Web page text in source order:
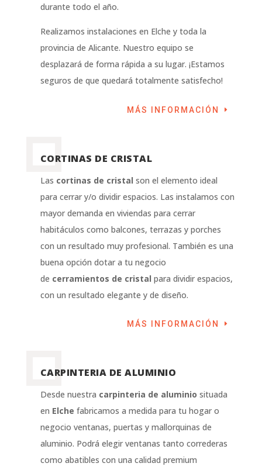
durante todo el año.
Realizamos instalaciones en Elche y toda la
provincia de Alicante. Nuestro equipo se
desplazará de forma rápida a su lugar. ¡Estamos
seguros de que quedará totalmente satisfecho!
MÁS INFORMACIÓN
CORTINAS DE CRISTAL
Las cortinas de cristal son el elemento ideal
para cerrar y/o dividir espacios. Las instalamos con
mayor demanda en viviendas para cerrar
habitáculos como balcones, terrazas y porches
con un resultado muy profesional. También es una
buena opción dotar a tu negocio
de cerramientos de cristal para dividir espacios,
con un resultado elegante y de diseño.
MÁS INFORMACIÓN
CARPINTERIA DE ALUMINIO
Desde nuestra carpinteria de aluminio situada
en Elche fabricamos a medida para tu hogar o
negocio ventanas, puertas y mallorquinas de
aluminio. Podrá elegir ventanas tanto correderas
como abatibles con una calidad premium